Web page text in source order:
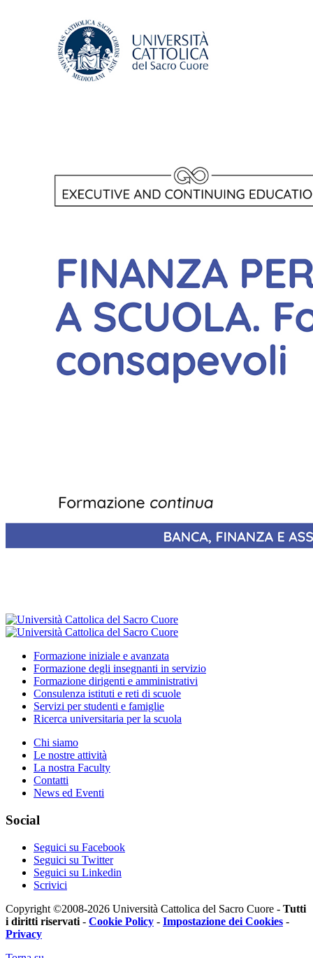
Formazione iniziale e avanzata
Formazione degli insegnanti in servizio
Formazione dirigenti e amministrativi
Consulenza istituti e reti di scuole
Servizi per studenti e famiglie
Ricerca universitaria per la scuola
Chi siamo
Le nostre attività
La nostra Faculty
Contatti
News ed Eventi
Social
Seguici su Facebook
Seguici su Twitter
Seguici su Linkedin
Scrivici
Copyright ©2008-2026 Università Cattolica del Sacro Cuore - Tutti
i diritti riservati - Cookie Policy - Impostazione dei Cookies -
Privacy